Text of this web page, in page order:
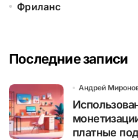
Фриланс
Последние записи
Андрей
платные